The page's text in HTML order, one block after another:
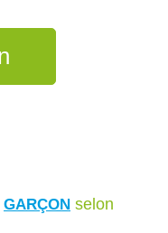
GARÇONselon